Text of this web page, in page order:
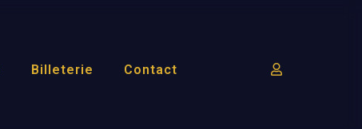
Billeterie Contact